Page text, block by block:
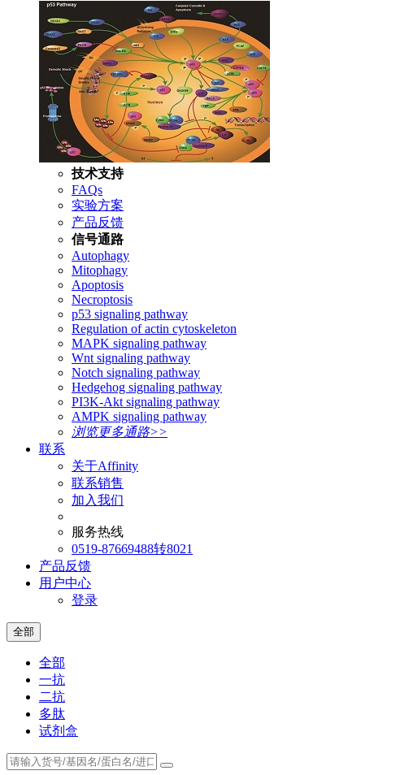
技术支持
FAQs
实验方案
产品反馈
信号通路
Autophagy
Mitophagy
Apoptosis
Necroptosis
p53 signaling pathway
Regulation of actin cytoskeleton
MAPK signaling pathway
Wnt signaling pathway
Notch signaling pathway
Hedgehog signaling pathway
PI3K-Akt signaling pathway
AMPK signaling pathway
浏览更多通路>>
联系
关于Affinity
联系销售
加入我们
服务热线
0519-87669488转8021
产品反馈
用户中心
登录
全部
全部
一抗
二抗
多肽
试剂盒